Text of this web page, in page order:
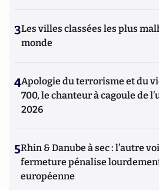
3Les villes classées les plus
monde
4Apologie du terrorisme et du
700, le chanteur à cagoule de
2026
5Rhin & Danube à sec : l’autre
fermeture pénalise
européenne